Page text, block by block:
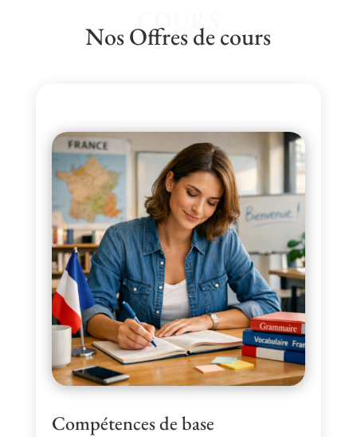
COURS
Nos Offres de cours
Compétences de base